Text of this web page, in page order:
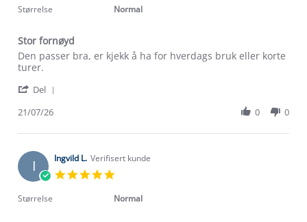
rating
Størrelse Normal
Stor fornøyd
Review
by
N.
21
2026
review
stating
fornøyd
Den passer bra, er kjekk å ha for hverdags bruk eller korte
turer.
Del
Nicolay
on
21
Jul
21/07/26 0 0
I Ingvild L. Verifisert kunde
rating
Størrelse Normal